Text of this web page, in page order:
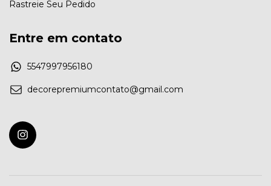
Rastreie Seu Pedido
Entre em contato
5547997956180
decorepremiumcontato@gmail.com